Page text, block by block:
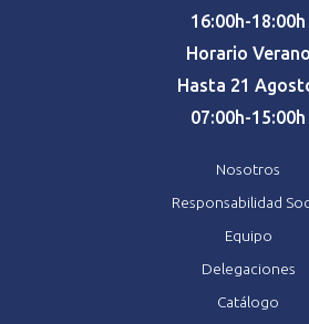
Nosotros
Responsabilidad
Equipo
Delegaciones
Catálogo
16:00h-18:00h
Horario Verano
Hasta 21
07:00h-15:00h